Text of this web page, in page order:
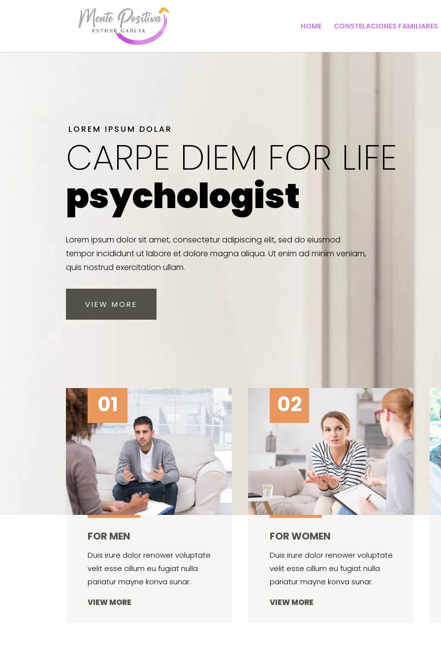
HOME CONSTELACIONES FAMILIARES
LOREM IPSUM DOLAR
CARPE DIEM FOR LIFE
psychologist
Lorem ipsum dolor sit amet, consectetur adipiscing elit, sed do eiusmod
tempor incididunt ut labore et dolore magna aliqua. Ut enim ad minim veniam,
quis nostrud exercitation ullam.
VIEW MORE
01 02
FOR MEN
Duis irure dolor renower voluptate
velit esse cillum eu fugiat nulla
pariatur mayne konva sunar.
VIEW MORE
FOR WOMEN
Duis irure dolor renower voluptate
velit esse cillum eu fugiat nulla
pariatur mayne konva sunar.
VIEW MORE